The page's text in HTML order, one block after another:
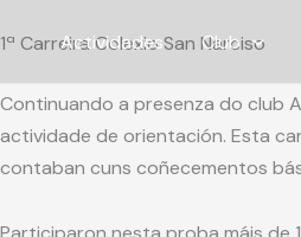
ao
contido
Actividades Club
1ª Carreira Colexio San Narciso
Continuando a presenza do club
actividade de orientación. Esta
contaban cuns coñecementos